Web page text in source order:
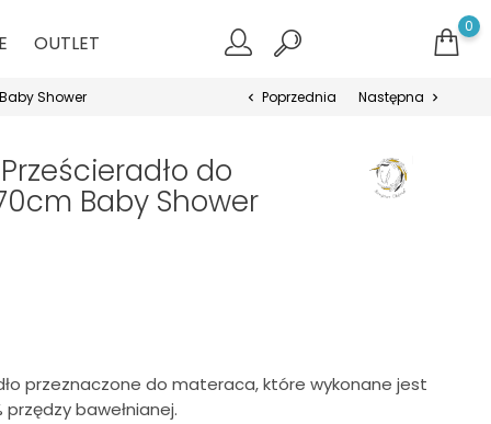
0
OUTLET
Shower chevron_left Poprzednia Następna chevron_right
do
Baby Shower
przeznaczone do materaca, które wykonane jest
bawełnianej.